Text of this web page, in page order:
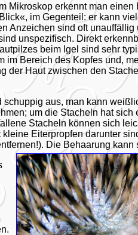
Mikroskop erkennt man einen
im Gegenteil: er kann
Anzeichen sind oft unauffällig
unspezifisch. Direkt
beim Igel sind sehr
im Bereich des Kopfes und,
der Haut zwischen den
schuppig aus, man kann
um die Stacheln hat sich
Stacheln können sich
Eiterpropfen darunter
Die Behaarung kann